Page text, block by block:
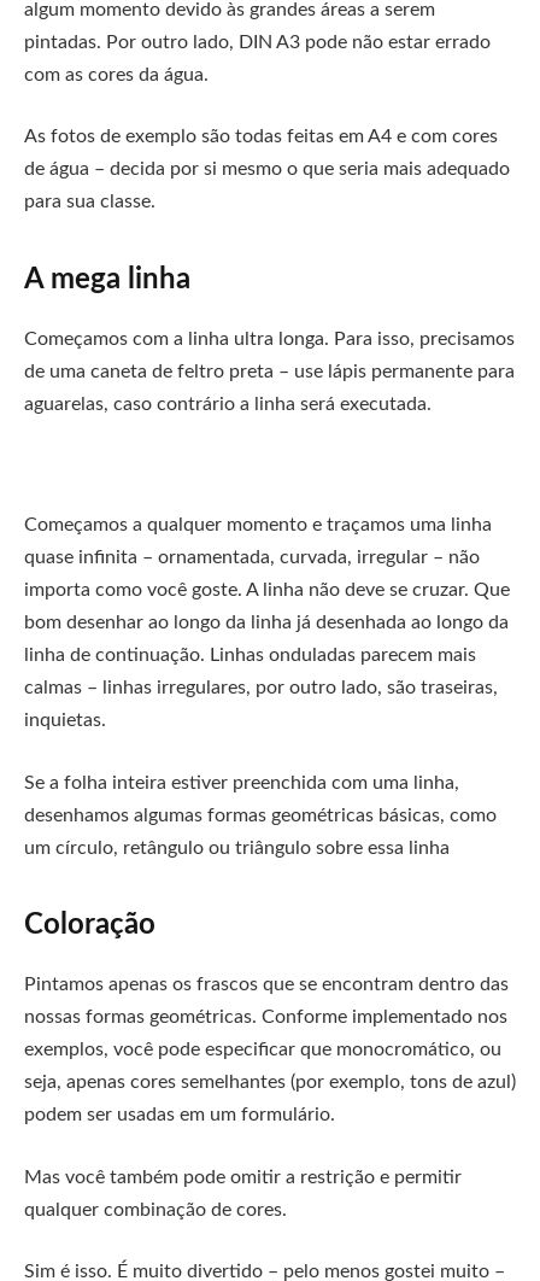
algum momento devido às grandes áreas a serem
pintadas. Por outro lado, DIN A3 pode não estar errado
com as cores da água.
As fotos de exemplo são todas feitas em A4 e com cores
de água – decida por si mesmo o que seria mais adequado
para sua classe.
A mega linha
Começamos com a linha ultra longa. Para isso, precisamos
de uma caneta de feltro preta – use lápis permanente para
aguarelas, caso contrário a linha será executada.
Começamos a qualquer momento e traçamos uma linha
quase infinita – ornamentada, curvada, irregular – não
importa como você goste. A linha não deve se cruzar. Que
bom desenhar ao longo da linha já desenhada ao longo da
linha de continuação. Linhas onduladas parecem mais
calmas – linhas irregulares, por outro lado, são traseiras,
inquietas.
Se a folha inteira estiver preenchida com uma linha,
desenhamos algumas formas geométricas básicas, como
um círculo, retângulo ou triângulo sobre essa linha
Coloração
Pintamos apenas os frascos que se encontram dentro das
nossas formas geométricas. Conforme implementado nos
exemplos, você pode especificar que monocromático, ou
seja, apenas cores semelhantes (por exemplo, tons de azul)
podem ser usadas em um formulário.
Mas você também pode omitir a restrição e permitir
qualquer combinação de cores.
Sim é isso. É muito divertido – pelo menos gostei muito –